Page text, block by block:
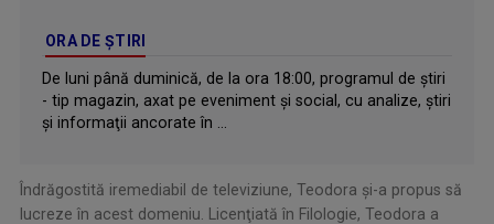
ORA DE ŞTIRI
De luni până duminică, de la ora 18:00, programul de ştiri
- tip magazin, axat pe eveniment şi social, cu analize, ştiri
şi informaţii ancorate în ...
Îndrăgostită iremediabil de televiziune, Teodora şi-a propus să
lucreze în acest domeniu. Licenţiată în Filologie, Teodora a